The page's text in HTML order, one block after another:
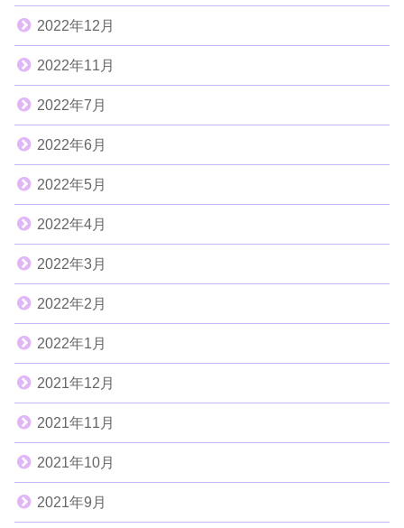
2022年12月
2022年11月
2022年7月
2022年6月
2022年5月
2022年4月
2022年3月
2022年2月
2022年1月
2021年12月
2021年11月
2021年10月
2021年9月